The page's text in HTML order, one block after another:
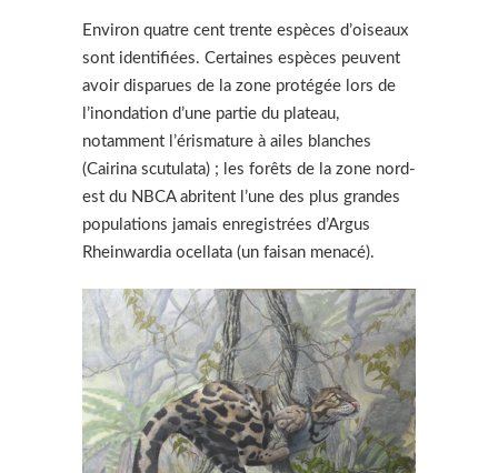
Environ quatre cent trente espèces d’oiseaux
sont identifiées. Certaines espèces peuvent
avoir disparues de la zone protégée lors de
l’inondation d’une partie du plateau,
notamment l’érismature à ailes blanches
(Cairina scutulata) ; les forêts de la zone nord-
est du NBCA abritent l’une des plus grandes
populations jamais enregistrées d’Argus
Rheinwardia ocellata (un faisan menacé).